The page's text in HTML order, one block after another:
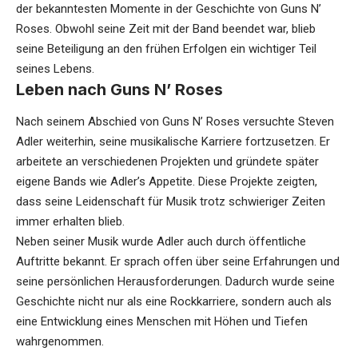
der bekanntesten Momente in der Geschichte von Guns N’
Roses. Obwohl seine Zeit mit der Band beendet war, blieb
seine Beteiligung an den frühen Erfolgen ein wichtiger Teil
seines Lebens.
Leben nach Guns N’ Roses
Nach seinem Abschied von Guns N’ Roses versuchte Steven
Adler weiterhin, seine musikalische Karriere fortzusetzen. Er
arbeitete an verschiedenen Projekten und gründete später
eigene Bands wie Adler’s Appetite. Diese Projekte zeigten,
dass seine Leidenschaft für Musik trotz schwieriger Zeiten
immer erhalten blieb.
Neben seiner Musik wurde Adler auch durch öffentliche
Auftritte bekannt. Er sprach offen über seine Erfahrungen und
seine persönlichen Herausforderungen. Dadurch wurde seine
Geschichte nicht nur als eine Rockkarriere, sondern auch als
eine Entwicklung eines Menschen mit Höhen und Tiefen
wahrgenommen.